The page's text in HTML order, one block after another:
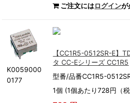
ご注文にはログインが
K0059000
0177
【CC1R5-0512SR-E】
タ CC-Eシリーズ CC1R5
型番/品番CC1R5-
1個 (1個あたり728円（